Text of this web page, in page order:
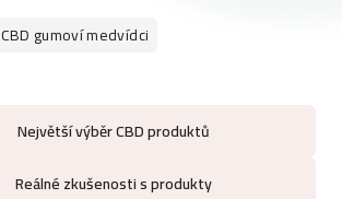
CBD gumoví medvídci
Největší výběr CBD produktů
Reálné zkušenosti s produkty